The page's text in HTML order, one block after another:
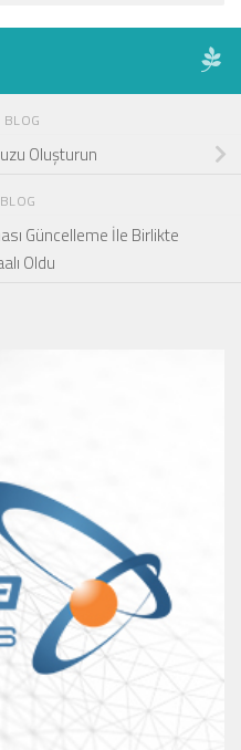
Oluşturun
Güncelleme İle Birlikte
Oldu